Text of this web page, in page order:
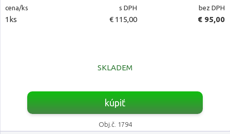
cena/ks s DPH bez DPH
1ks € 115,00 € 95,00
SKLADEM
kúpiť
Obj.č. 1794